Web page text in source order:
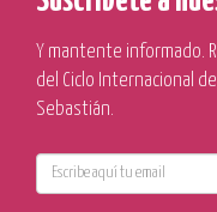
Y mantente informado.
del Ciclo Internacional
Sebastián.